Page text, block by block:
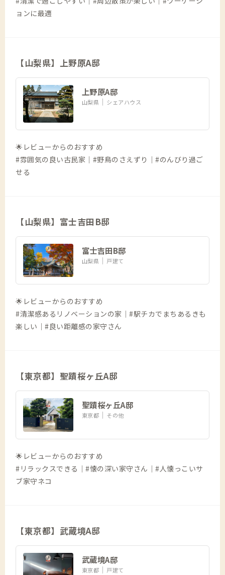
ョンに最適
【山梨県】上野原A邸
上野原A邸
山梨県 シェアハウス
🌟レビューからのおすすめ
#雰囲気の良い古民家｜#野鳥のさえずり｜#のんびり過ご
せる
【山梨県】富士吉田B邸
富士吉田B邸
山梨県 戸建て
🌟レビューからのおすすめ
#清潔感あるリノベーションの家｜#駅チカでまちあるきも
楽しい｜#良い距離感の家守さん
【東京都】聖蹟桜ヶ丘A邸
聖蹟桜ヶ丘A邸
東京都 その他
🌟レビューからのおすすめ
#リラックスできる｜#懐の深い家守さん｜#人懐っこいサ
ブ家守ネコ
【東京都】武蔵境A邸
武蔵境A邸
東京都 戸建て